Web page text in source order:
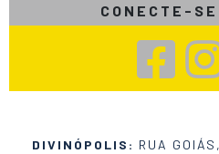
CONECTE-SE
DIVINÓPOLIS: RUA